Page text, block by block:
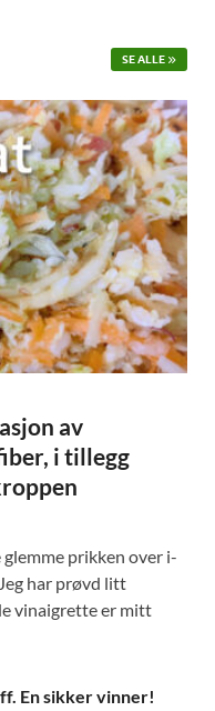
SE ALLE
av
i tillegg
prikken over i-
har prøvd litt
vinaigrette er mitt
En sikker vinner!